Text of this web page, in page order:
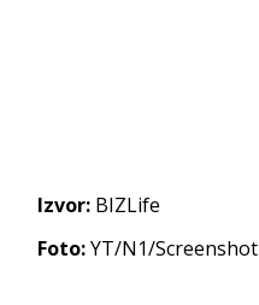
Izvor: BIZLife
Foto:YT/N1/Screenshot